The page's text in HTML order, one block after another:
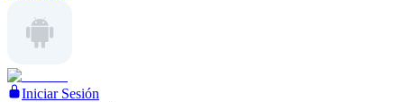
Iniciar Sesión